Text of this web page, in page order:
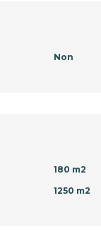
Non
180 m2
1250 m2